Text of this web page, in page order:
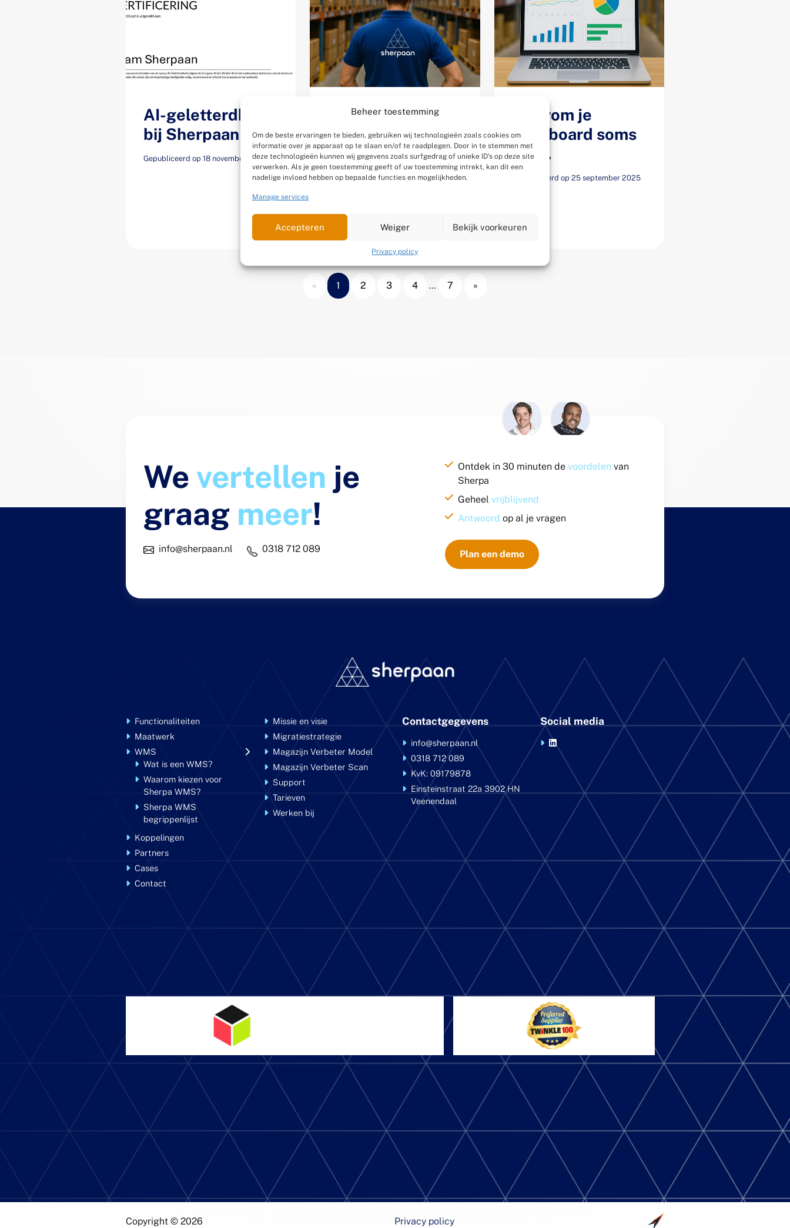
Beheer toestemming
Om de beste ervaringen te bieden, gebruiken wij technologieën zoals cookies om
informatie over je apparaat op te slaan en/of te raadplegen. Door in te stemmen met
deze technologieën kunnen wij gegevens zoals surfgedrag of unieke ID's op deze site
verwerken. Als je geen toestemming geeft of uw toestemming intrekt, kan dit een
nadelige invloed hebben op bepaalde functies en mogelijkheden.
Manage services
Accepteren Weiger Bekijk voorkeuren
Privacy policy
AI-geletterdheid
bij Sherpaan
Gepubliceerd op 18 november 2025
Magazijn
Meesterschap:
continu
verbeteren met
Gepubliceerd op 30 september 2025
Waarom je
dashboard soms
liegt.
Gepubliceerd op 25 september 2025
« 1 2 3 4 … 7 »
We vertellen je
graag meer!
info@sherpaan.nl 0318 712 089
Ontdek in 30 minuten devoordelen van
Sherpa
Geheelvrijblijvend
Antwoord op al je vragen
Plan een demo
Functionaliteiten
Maatwerk
WMS
Wat is een WMS?
Waarom kiezen voor
Sherpa WMS?
Sherpa WMS
begrippenlijst
Koppelingen
Partners
Cases
Contact
Missie en visie
Migratiestrategie
Magazijn Verbeter Model
Magazijn Verbeter Scan
Support
Tarieven
Werken bij
Contactgegevens
info@sherpaan.nl
0318 712 089
KvK: 09179878
Einsteinstraat 22a 3902 HN
Veenendaal
Social media
Copyright © 2026 Privacy policy